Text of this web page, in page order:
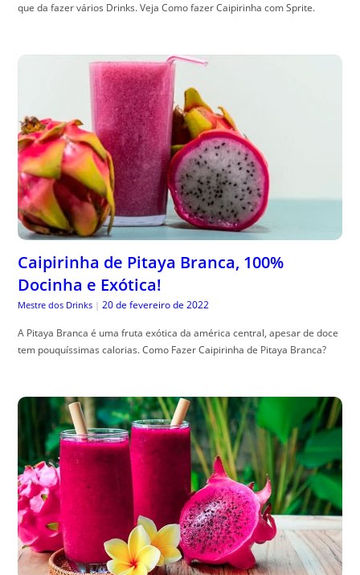
que da fazer vários Drinks. Veja Como fazer Caipirinha com Sprite.
Caipirinha de Pitaya Branca, 100%
Docinha e Exótica!
Mestre dos Drinks | 20 de fevereiro de 2022
A Pitaya Branca é uma fruta exótica da américa central, apesar de doce
tem pouquíssimas calorias. Como Fazer Caipirinha de Pitaya Branca?